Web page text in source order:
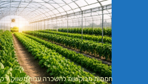
חממות מבוקשות להשכרה עבור משווק